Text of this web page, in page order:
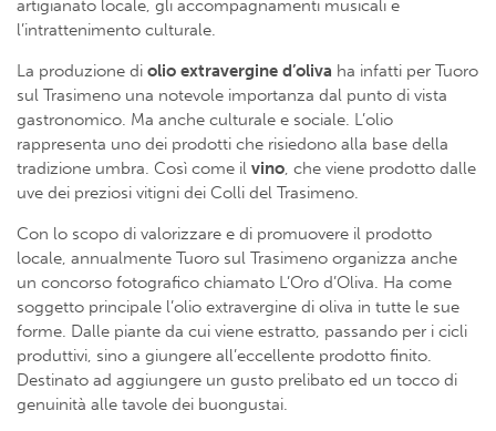
artigianato locale, gli accompagnamenti musicali e
l’intrattenimento culturale.
La produzione di olio extravergine d’oliva ha infatti per Tuoro
sul Trasimeno una notevole importanza dal punto di vista
gastronomico. Ma anche culturale e sociale. L’olio
rappresenta uno dei prodotti che risiedono alla base della
tradizione umbra. Così come il vino, che viene prodotto dalle
uve dei preziosi vitigni dei Colli del Trasimeno.
Con lo scopo di valorizzare e di promuovere il prodotto
locale, annualmente Tuoro sul Trasimeno organizza anche
un concorso fotografico chiamato L’Oro d’Oliva. Ha come
soggetto principale l’olio extravergine di oliva in tutte le sue
forme. Dalle piante da cui viene estratto, passando per i cicli
produttivi, sino a giungere all’eccellente prodotto finito.
Destinato ad aggiungere un gusto prelibato ed un tocco di
genuinità alle tavole dei buongustai.